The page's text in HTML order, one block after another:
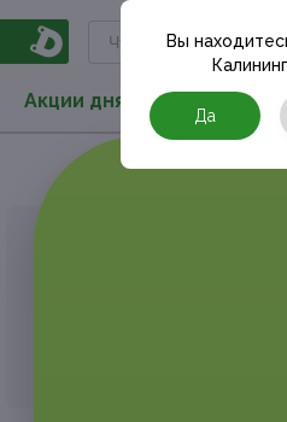
Акции дня Товары
Вы
Да
АКЦИЯ, КОТОРУЮ ВЫ
К сожалению,